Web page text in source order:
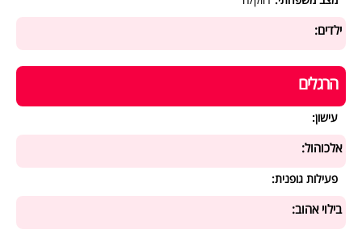
ילדים:
הרגלים
עישון:
אלכוהול:
פעילות גופנית:
בילוי אהוב: